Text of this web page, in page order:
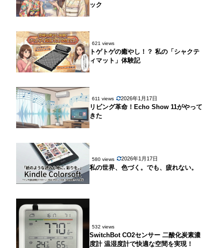
ック
621 views
トゲトゲの癒やし！？ 私の「シャクテ
ィマット」体験記
611 views 2026年1月17日
リビング革命！Echo Show 11がやって
きた
580 views 2026年1月17日
私の世界、色づく。でも、疲れない。
532 views
SwitchBot CO2センサー 二酸化炭素濃
度計 温湿度計で快適な空間を実現！